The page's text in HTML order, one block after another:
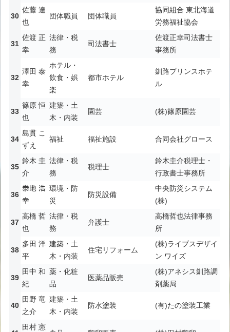
佐藤 達
也
団体職員 団体職員
協同組合 東北海道
労務福祉協会
佐渡 正
幸
法律・税
務
司法書士
佐渡正幸司法書士
事務所
澤田 泰
幸
ホテル・
飲食・娯
楽
都市ホテル
釧路プリンスホテ
ル
篠原 恒
也
建築・土
木・内装
園芸 (株)篠原園芸
島貫 こ
ずえ
福祉 福祉施設 合同会社グロース
鈴木 圭
介
法律・税
務
税理士
鈴木圭介税理士・
行政書士事務所
𣳾地 浩
幸
環境・防
災
防災設備
中央防災システム
(株)
高橋 哲
也
法律・税
務
弁護士
高橋哲也法律事務
所
多田 洋
平
建築・土
木・内装
住宅リフォーム
(株)ライブスデザイ
ン ワイズ
田中 和
紀
薬・化粧
品
医薬品販売
(株)アネシス釧路調
剤薬局
田野 竜
之介
建築・土
木・内装
防水塗装 (有)たの塗装工業
田村 憲